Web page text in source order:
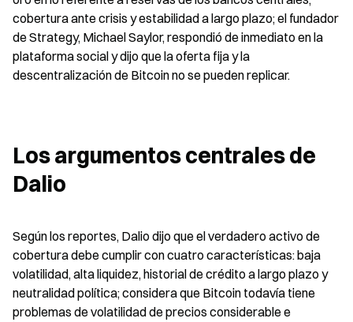
cobertura ante crisis y estabilidad a largo plazo; el fundador
de Strategy, Michael Saylor, respondió de inmediato en la
plataforma social y dijo que la oferta fija y la
descentralización de Bitcoin no se pueden replicar.
Los argumentos centrales de
Dalio
Según los reportes, Dalio dijo que el verdadero activo de
cobertura debe cumplir con cuatro características: baja
volatilidad, alta liquidez, historial de crédito a largo plazo y
neutralidad política; considera que Bitcoin todavía tiene
problemas de volatilidad de precios considerable e